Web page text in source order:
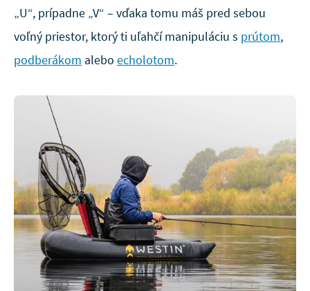
„U“, prípadne „V“ – vďaka tomu máš pred sebou
voľný priestor, ktorý ti uľahčí manipuláciu s prútom,
podberákom alebo echolotom.